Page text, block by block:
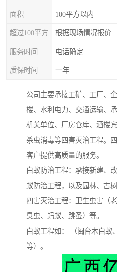
面积 100平方以内
超过100平方 根据现场情况报价
服务时间 电话确定
质保时间 一年
公司主要承接工矿、工厂、
楼、​‌‌水利电力、交通运输、
机关单位、厂房仓库、酒楼
杀虫消毒等四害灭治工程。
客户提供高质量的服务。
白蚁防治工程：承接新建、
蚁防治工程，以及园林、古
四害灭治工程：卫生虫害（
臭虫、蚂蚁、跳蚤）等。
白蚁工程如： （闽台木白蚁
等）。